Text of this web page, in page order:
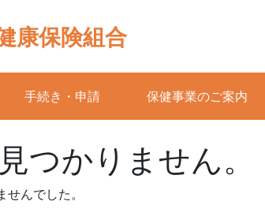
康保険組合
手続き・申請 保健事業のご案内
つかりません。
んでした。